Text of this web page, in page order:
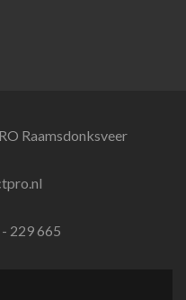
Raamsdonksveer
229 665